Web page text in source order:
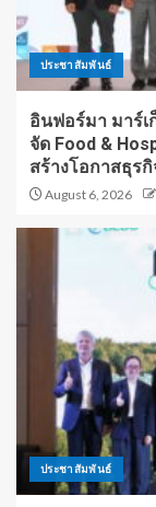
ประชาสัมพันธ์
อินฟอร์มา มาร์เ
จัด Food &
สร้างโอกาสธุร
August 6, 2026
ประชาสัมพันธ์